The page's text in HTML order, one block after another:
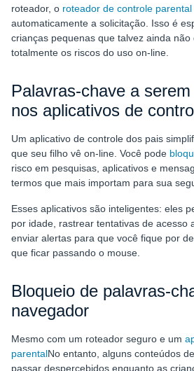
roteador, o roteador de controle parental
automaticamente a solicitação. Isso é
crianças pequenas que talvez ainda não
totalmente os riscos do uso on-line.
Palavras-chave a
nos aplicativos de
Um aplicativo de controle dos pais
que seu filho vê on-line. Você pode
risco em pesquisas, aplicativos e
termos que mais importam para sua
Esses aplicativos são inteligentes: eles
por idade, rastrear tentativas de acesso
enviar alertas para que você fique por
que ficar passando o mouse.
Bloqueio de palavras-
navegador
Mesmo com um roteador seguro e um
parentalNo entanto, alguns conteúdos
passar despercebidos enquanto as